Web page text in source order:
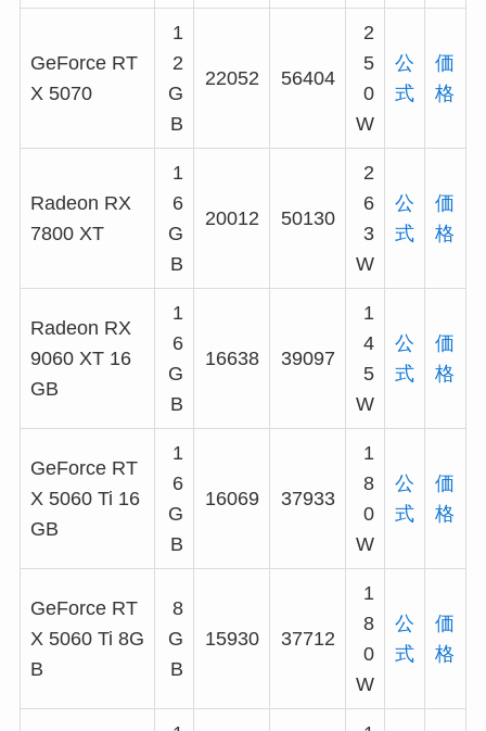
GeForce RT
X 5070
1
2
G
B
22052 56404
2
5
0
W
公
式
価
格
Radeon RX
7800 XT
1
6
G
B
20012 50130
2
6
3
W
公
式
価
格
Radeon RX
9060 XT 16
GB
1
6
G
B
16638 39097
1
4
5
W
公
式
価
格
GeForce RT
X 5060 Ti 16
GB
1
6
G
B
16069 37933
1
8
0
W
公
式
価
格
GeForce RT
X 5060 Ti 8G
B
8
G
B
15930 37712
1
8
0
W
公
式
価
格